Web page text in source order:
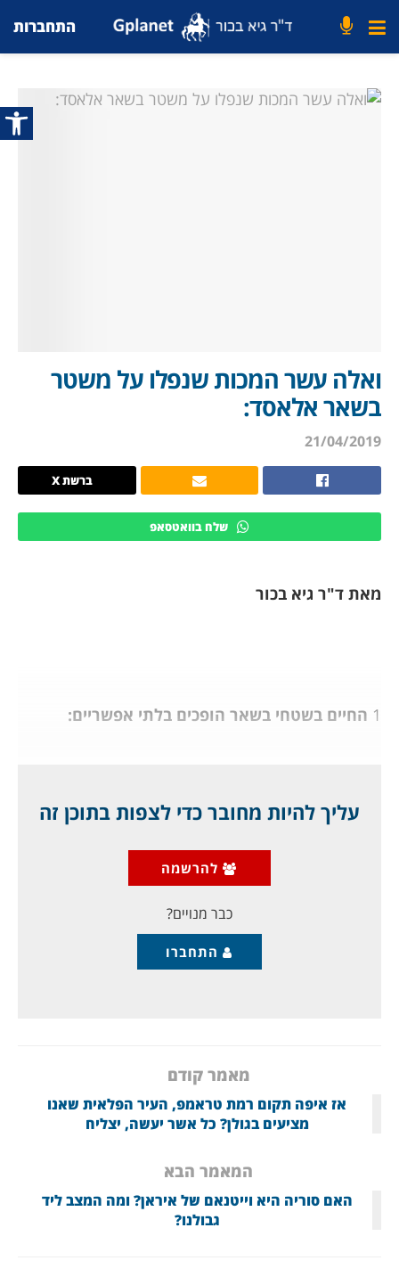
פתח
התחברות
ואלה עשר המכות שנפלו על משטר
בשאר אלאסד:
21/04/2019
ברשת X
שלח בוואטסאפ
מאת ד"ר גיא בכור
1 החיים בשטחי בשאר הופכים בלתי אפשריים:
הנואשים את קו האשראי שלהם למשטר בשאר המלאכותי,
שאין לו שום יכולת קיום משל עצמו.החל מחודש
לאפס.יש בכוחה של איראן למכור
לבשאר נפט, דרך עיראק, אך אין לו כסף לשלם. תחנוניו
עליך להיות מחובר כדי לצפות בתוכן זה
להרשמה
כבר מנויים?
התחברו
מאמר קודם
אז איפה תקום רמת טראמפ, העיר הפלאית שאנו
מציעים בגולן? כל אשר יעשה, יצליח
המאמר הבא
האם סוריה היא וייטנאם של איראן? ומה המצב ליד
גבולנו?